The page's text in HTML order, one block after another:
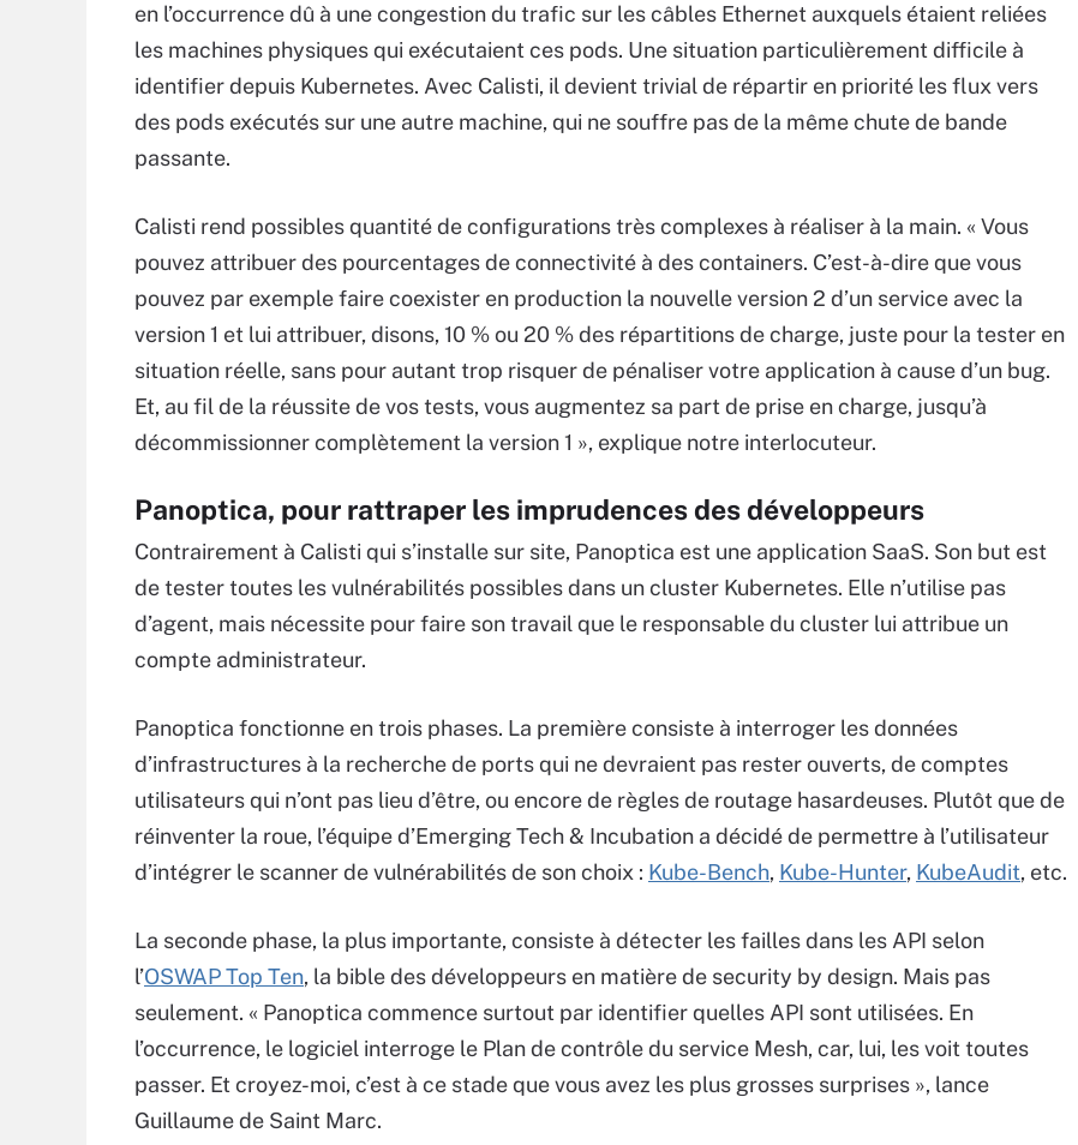
en l’occurrence dû à une congestion du trafic sur les câbles Ethernet auxquels étaient reliées
les machines physiques qui exécutaient ces pods. Une situation particulièrement difficile à
identifier depuis Kubernetes. Avec Calisti, il devient trivial de répartir en priorité les flux vers
des pods exécutés sur une autre machine, qui ne souffre pas de la même chute de bande
passante.
Calisti rend possibles quantité de configurations très complexes à réaliser à la main. « Vous
pouvez attribuer des pourcentages de connectivité à des containers. C’est-à-dire que vous
pouvez par exemple faire coexister en production la nouvelle version 2 d’un service avec la
version 1 et lui attribuer, disons, 10 % ou 20 % des répartitions de charge, juste pour la tester en
situation réelle, sans pour autant trop risquer de pénaliser votre application à cause d’un bug.
Et, au fil de la réussite de vos tests, vous augmentez sa part de prise en charge, jusqu’à
décommissionner complètement la version 1 », explique notre interlocuteur.
Panoptica, pour rattraper les imprudences des développeurs
Contrairement à Calisti qui s’installe sur site, Panoptica est une application SaaS. Son but est
de tester toutes les vulnérabilités possibles dans un cluster Kubernetes. Elle n’utilise pas
d’agent, mais nécessite pour faire son travail que le responsable du cluster lui attribue un
compte administrateur.
Panoptica fonctionne en trois phases. La première consiste à interroger les données
d’infrastructures à la recherche de ports qui ne devraient pas rester ouverts, de comptes
utilisateurs qui n’ont pas lieu d’être, ou encore de règles de routage hasardeuses. Plutôt que de
réinventer la roue, l’équipe d’Emerging Tech & Incubation a décidé de permettre à l’utilisateur
d’intégrer le scanner de vulnérabilités de son choix : Kube-Bench, Kube-Hunter, KubeAudit, etc.
La seconde phase, la plus importante, consiste à détecter les failles dans les API selon
l’OSWAP Top Ten, la bible des développeurs en matière de security by design. Mais pas
seulement. « Panoptica commence surtout par identifier quelles API sont utilisées. En
l’occurrence, le logiciel interroge le Plan de contrôle du service Mesh, car, lui, les voit toutes
passer. Et croyez-moi, c’est à ce stade que vous avez les plus grosses surprises », lance
Guillaume de Saint Marc.